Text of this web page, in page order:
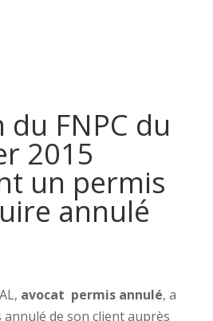
du FNPC du
2015
un permis
annulé
avocat permis annulé, a
de son client auprès